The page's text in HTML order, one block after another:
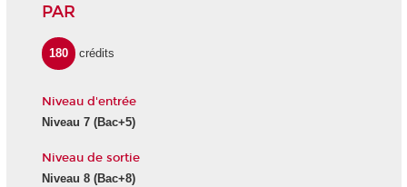
PAR
180 crédits
Niveau d'entrée
Niveau 7(Bac+5)
Niveau de sortie
Niveau 8(Bac+8)